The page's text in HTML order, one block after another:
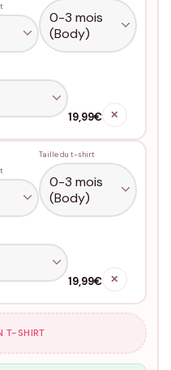
19,99€ ✕
Taille du t-shirt
19,99€ ✕
T-SHIRT